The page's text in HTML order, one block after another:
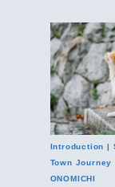
Introduction |
Town Journey
ONOMICHI